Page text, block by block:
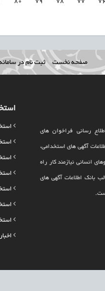
76
77
78
79
80
صفحه نخست ثبت نام در
رسانی فراخوان های
آگهی های استخدامی،
انسانی نیازمند کار راه
بانک اطلاعات آگهی های